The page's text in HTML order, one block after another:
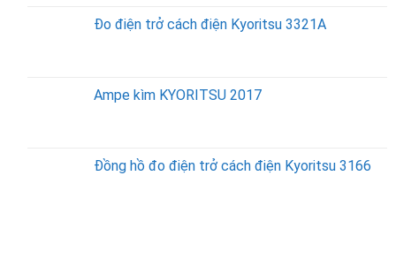
Đo điện trở cách điện Kyoritsu 3321A
Ampe kìm KYORITSU 2017
Đồng hồ đo điện trở cách điện Kyoritsu 3166